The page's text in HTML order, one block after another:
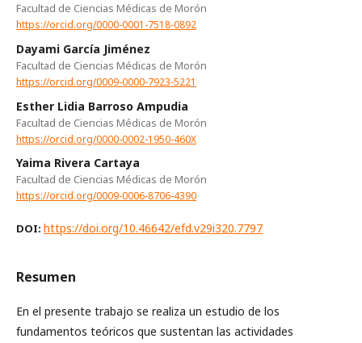
Facultad de Ciencias Médicas de Morón
https://orcid.org/0000-0001-7518-0892
Dayami García Jiménez
Facultad de Ciencias Médicas de Morón
https://orcid.org/0009-0000-7923-5221
Esther Lidia Barroso Ampudia
Facultad de Ciencias Médicas de Morón
https://orcid.org/0000-0002-1950-460X
Yaima Rivera Cartaya
Facultad de Ciencias Médicas de Morón
https://orcid.org/0009-0006-8706-4390
DOI: https://doi.org/10.46642/efd.v29i320.7797
Resumen
En el presente trabajo se realiza un estudio de los
fundamentos teóricos que sustentan las actividades